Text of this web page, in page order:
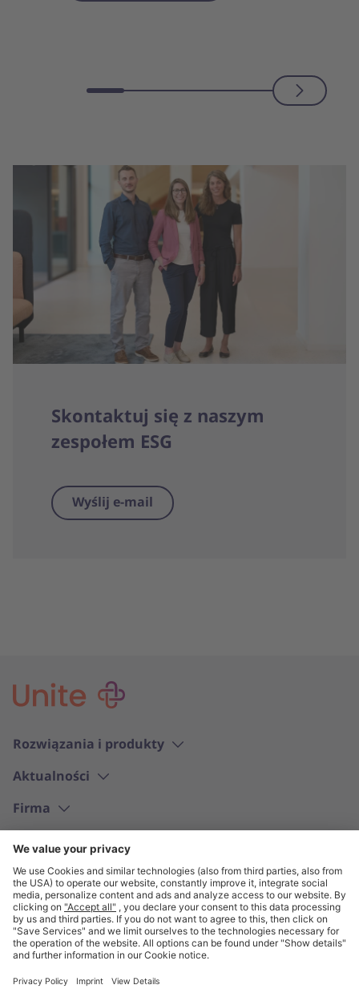
Skontaktuj się z naszym
zespołem ESG
Wyślij e-mail
Rozwiązania i produkty
Aktualności
Firma
Polski